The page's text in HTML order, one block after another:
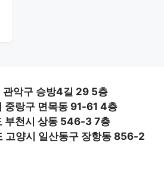
관악구 승방4길 29 5층
중랑구 면목동 91-61 4층
부천시 상동 546-3 7층
고양시 일산동구 장항동 856-2